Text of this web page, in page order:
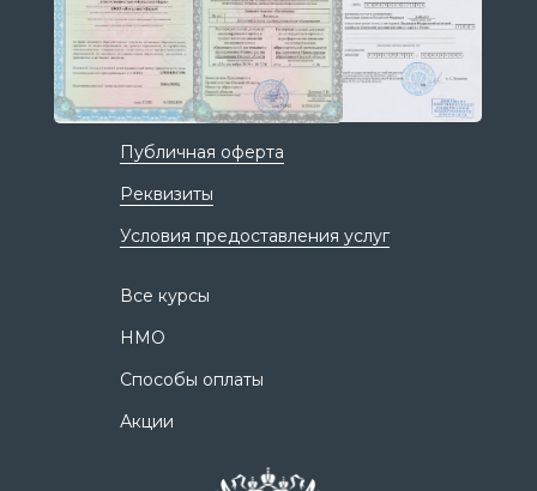
Публичная оферта
Реквизиты
Условия предоставления услуг
Все курсы
НМО
Способы оплаты
Акции